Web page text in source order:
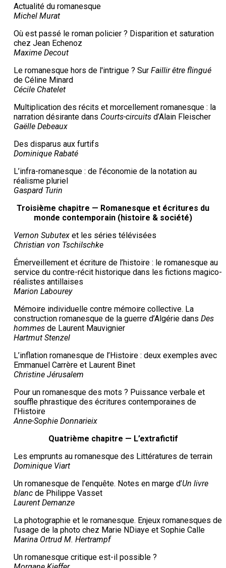
Actualité du romanesque
Michel Murat
Où est passé le roman policier ? Disparition et saturation
chez Jean Echenoz
Maxime Decout
Le romanesque hors de l'intrigue ? Sur Faillir être flingué
de Céline Minard
Cécile Chatelet
Multiplication des récits et morcellement romanesque : la
narration désirante dans Courts-circuits d’Alain Fleischer
Gaëlle Debeaux
Des disparus aux furtifs
Dominique Rabaté
L’infra-romanesque : de l’économie de la notation au
réalisme pluriel
Gaspard Turin
Troisième chapitre — Romanesque et écritures du
monde contemporain (histoire & société)
Vernon Subutex et les séries télévisées
Christian von Tschilschke
Émerveillement et écriture de l’histoire : le romanesque au
service du contre-récit historique dans les fictions magico-
réalistes antillaises
Marion Labourey
Mémoire individuelle contre mémoire collective. La
construction romanesque de la guerre d’Algérie dans Des
hommes de Laurent Mauvignier
Hartmut Stenzel
L’inflation romanesque de l’Histoire : deux exemples avec
Emmanuel Carrère et Laurent Binet
Christine Jérusalem
Pour un romanesque des mots ? Puissance verbale et
souffle phrastique des écritures contemporaines de
l’Histoire
Anne-Sophie Donnarieix
Quatrième chapitre — L’extrafictif
Les emprunts au romanesque des Littératures de terrain
Dominique Viart
Un romanesque de l’enquête. Notes en marge d’Un livre
blanc de Philippe Vasset
Laurent Demanze
La photographie et le romanesque. Enjeux romanesques de
l’usage de la photo chez Marie NDiaye et Sophie Calle
Marina Ortrud M. Hertrampf
Un romanesque critique est-il possible ?